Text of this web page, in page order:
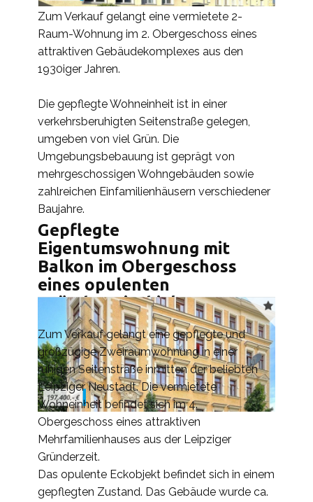
Zum Verkauf gelangt eine vermietete 2-
Raum-Wohnung im 2. Obergeschoss eines
attraktiven Gebäudekomplexes aus den
1930iger Jahren.
Die gepflegte Wohneinheit ist in einer
verkehrsberuhigten Seitenstraße gelegen,
umgeben von viel Grün. Die
Umgebungsbebauung ist geprägt von
mehrgeschossigen Wohngebäuden sowie
zahlreichen Einfamilienhäusern verschiedener
Baujahre.
Gepflegte
Eigentumswohnung mit
Balkon im Obergeschoss
eines opulenten
Gründerzeitobjektes
Zum Verkauf gelangt eine gepflegte und
großzügige Zweiraumwohnung in einer
ruhigen Seitenstraße inmitten der beliebten
Leipziger Neustadt. Die vermietete
Wohneinheit befindet sich im 4.
Obergeschoss eines attraktiven
Mehrfamilienhauses aus der Leipziger
Gründerzeit.
Das opulente Eckobjekt befindet sich in einem
gepflegten Zustand. Das Gebäude wurde ca.